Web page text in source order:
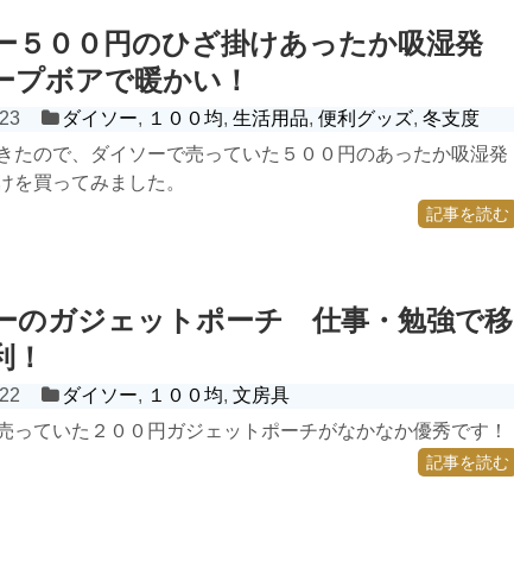
５００円のひざ掛けあったか吸湿発
プボアで暖かい！
ダイソー, １００均,生活用品,便利グッズ,冬支度
たので、ダイソーで売っていた５００円のあったか吸湿発
を買ってみました。
記事を読む
のガジェットポーチ 仕事・勉強で移
！
ダイソー, １００均,文房具
っていた２００円ガジェットポーチがなかなか優秀です！
記事を読む